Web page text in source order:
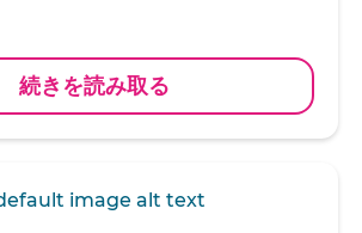
続きを読み取る